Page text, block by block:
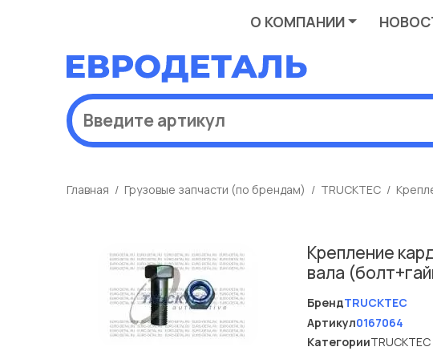
О КОМПАНИИ
Главная Грузовые запчасти (по брендам) TRUCKTEC
Крепление
вала
БрендTRUCKTEC
Артикул0167064
КатегорииTRUCKTEC